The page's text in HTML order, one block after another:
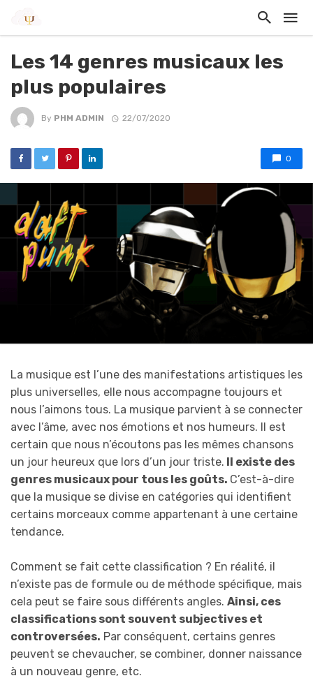
Les 14 genres musicaux les
plus populaires
By PHM ADMIN 22/07/2020
0
La musique est l’une des manifestations artistiques les
plus universelles, elle nous accompagne toujours et
nous l’aimons tous. La musique parvient à se connecter
avec l’âme, avec nos émotions et nos humeurs. Il est
certain que nous n’écoutons pas les mêmes chansons
un jour heureux que lors d’un jour triste. Il existe des
genres musicaux pour tous les goûts. C’est-à-dire
que la musique se divise en catégories qui identifient
certains morceaux comme appartenant à une certaine
tendance.
Comment se fait cette classification ? En réalité, il
n’existe pas de formule ou de méthode spécifique, mais
cela peut se faire sous différents angles. Ainsi, ces
classifications sont souvent subjectives et
controversées. Par conséquent, certains genres
peuvent se chevaucher, se combiner, donner naissance
à un nouveau genre, etc.